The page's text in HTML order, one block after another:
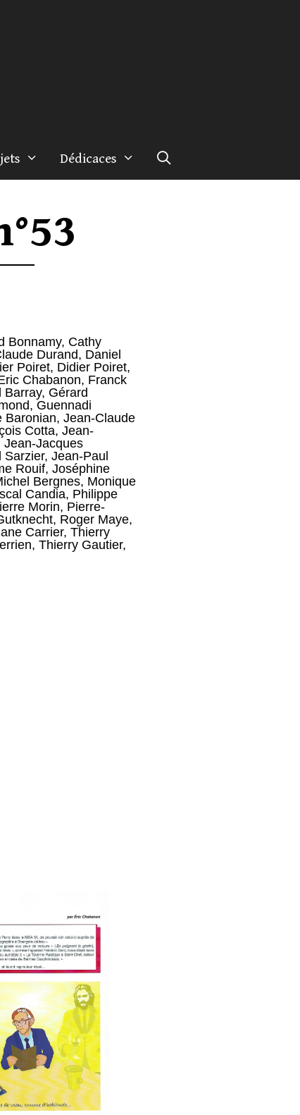
Dédicaces
Bonnamy, Cathy
Durand, Daniel
Poiret, Didier Poiret,
Chabanon, Franck
Barray, Gérard
, Guennadi
Baronian, Jean-Claude
Cotta, Jean-
Jean-Jacques
Sarzier, Jean-Paul
Rouif, Joséphine
Bergnes, Monique
Candia, Philippe
Morin, Pierre-
, Roger Maye,
Carrier, Thierry
, Thierry Gautier,